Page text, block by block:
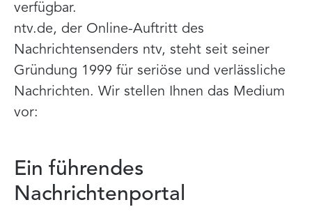
verfügbar.
ntv.de, der Online-Auftritt des
Nachrichtensenders ntv, steht seit seiner
Gründung 1999 für seriöse und verlässliche
Nachrichten. Wir stellen Ihnen das Medium
vor:
Ein führendes
Nachrichtenportal